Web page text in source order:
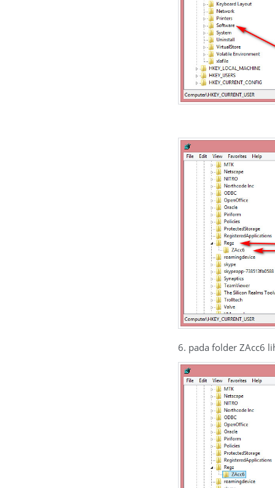
6. pada folder ZAcc6